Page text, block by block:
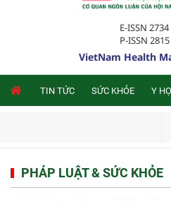
E-ISSN
P-ISSN
VietNam Health
TIN TỨC SỨC KHỎE Y
PHÁP LUẬT & SỨC KHỎE